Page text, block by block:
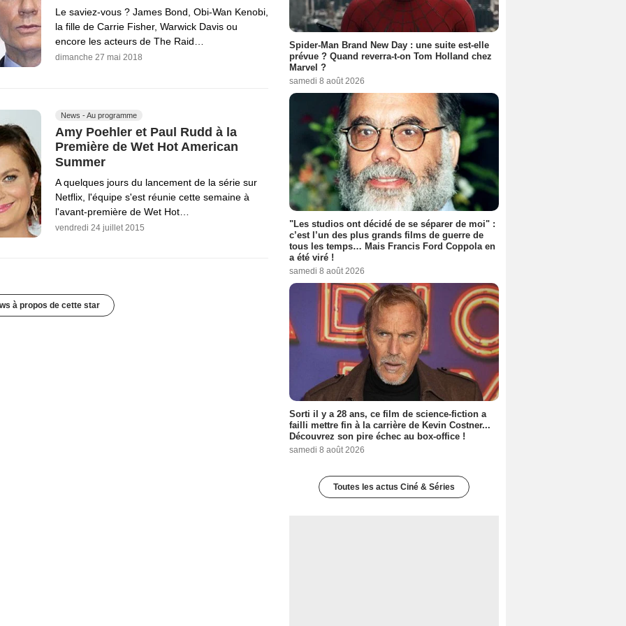
Le saviez-vous ? James Bond, Obi-Wan Kenobi,
la fille de Carrie Fisher, Warwick Davis ou
encore les acteurs de The Raid…
dimanche 27 mai 2018
News - Au programme
Amy Poehler et Paul Rudd à la
Première de Wet Hot American
Summer
A quelques jours du lancement de la série sur
Netflix, l'équipe s'est réunie cette semaine à
l'avant-première de Wet Hot…
vendredi 24 juillet 2015
à propos de cette star
Spider-Man Brand New Day : une suite est-elle
prévue ? Quand reverra-t-on Tom Holland chez
Marvel ?
samedi 8 août 2026
"Les studios ont décidé de se séparer de moi" :
c’est l’un des plus grands films de guerre de
tous les temps… Mais Francis Ford Coppola en
a été viré !
samedi 8 août 2026
Sorti il y a 28 ans, ce film de science-fiction a
failli mettre fin à la carrière de Kevin Costner...
Découvrez son pire échec au box-office !
samedi 8 août 2026
Toutes les actus Ciné & Séries